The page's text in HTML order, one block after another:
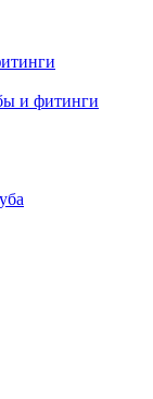
и фитинги